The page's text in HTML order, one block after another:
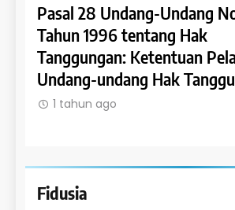
Pasal 28 Undang-Undang
Tahun 1996 tentang Hak
Tanggungan: Ketentuan
Undang-undang Hak
1 tahun ago
Fidusia